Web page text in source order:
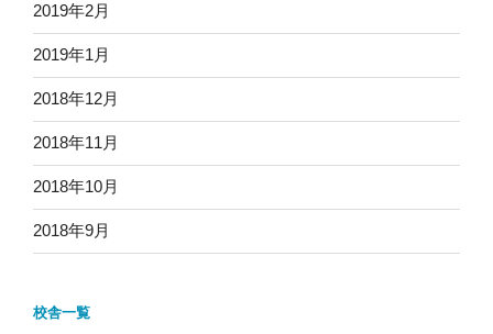
2019年2月
2019年1月
2018年12月
2018年11月
2018年10月
2018年9月
校舎一覧